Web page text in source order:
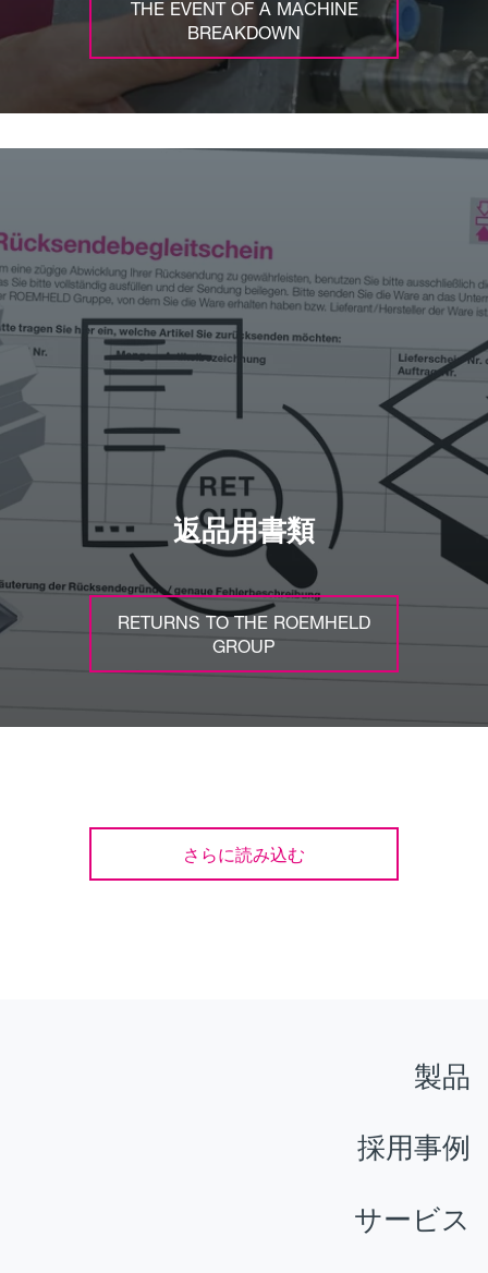
THE EVENT OF A MACHINE
BREAKDOWN
返品用書類
RETURNS TO THE ROEMHELD
GROUP
さらに読み込む
製品
採用事例
サービス